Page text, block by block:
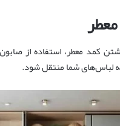
کمد معطر، استفاده از
لباس‌های شما منتقل شود.